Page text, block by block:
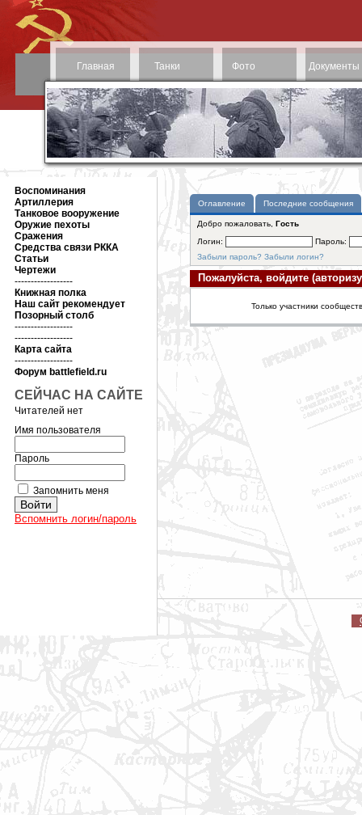
Главная Танки Фото Документы
Воспоминания
Артиллерия
Танковое вооружение
Оружие пехоты
Сражения
Средства связи РККА
Статьи
Чертежи
------------------
Книжная полка
Наш сайт рекомендует
Позорный столб
------------------
------------------
Карта сайта
------------------
Форум battlefield.ru
СЕЙЧАС НА САЙТЕ
Читателей нет
Имя пользователя
Пароль
Запомнить меня
Вспомнить логин/пароль
Оглавление Последние сообщения
Добро пожаловать, Гость
Логин:
Пароль:
Забыли пароль? Забыли логин?
Пожалуйста, войдите
Только участники